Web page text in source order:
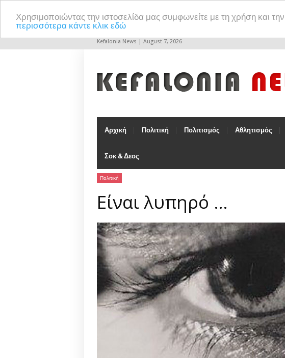
Χρησιμοποιώντας την ιστοσελίδα μας συμφωνείτε με τη χρήση και
περισσότερα κάντε κλικ εδώ
Kefalonia News | August 7, 2026
Αρχική Πολιτική Πολιτισμός Αθλητισμός
Σοκ & Δεος
Πολιτική
Είναι λυπηρό …